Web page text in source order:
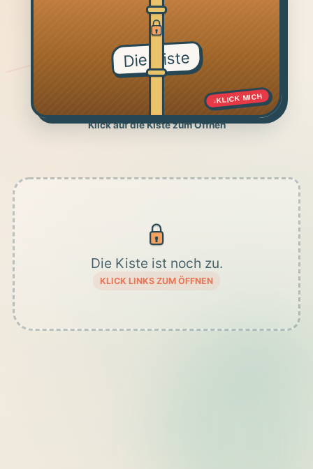
Die Kiste
↓KLICK MICH
Klick auf die Kiste zum Öffnen
Die Kiste ist noch zu.
KLICK LINKS ZUM ÖFFNEN